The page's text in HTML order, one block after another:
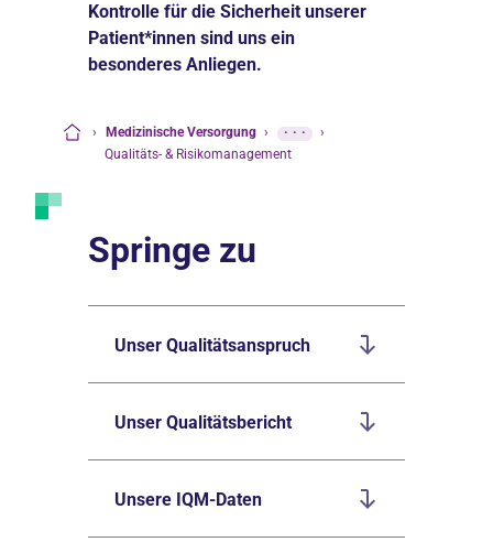
Kontrolle für die Sicherheit unserer
Patient*innen sind uns ein
besonderes Anliegen.
› Medizinische Versorgung › ···
›
Qualitäts- & Risikomanagement
Springe zu
Unser Qualitätsanspruch
Unser Qualitätsbericht
Unsere IQM-Daten